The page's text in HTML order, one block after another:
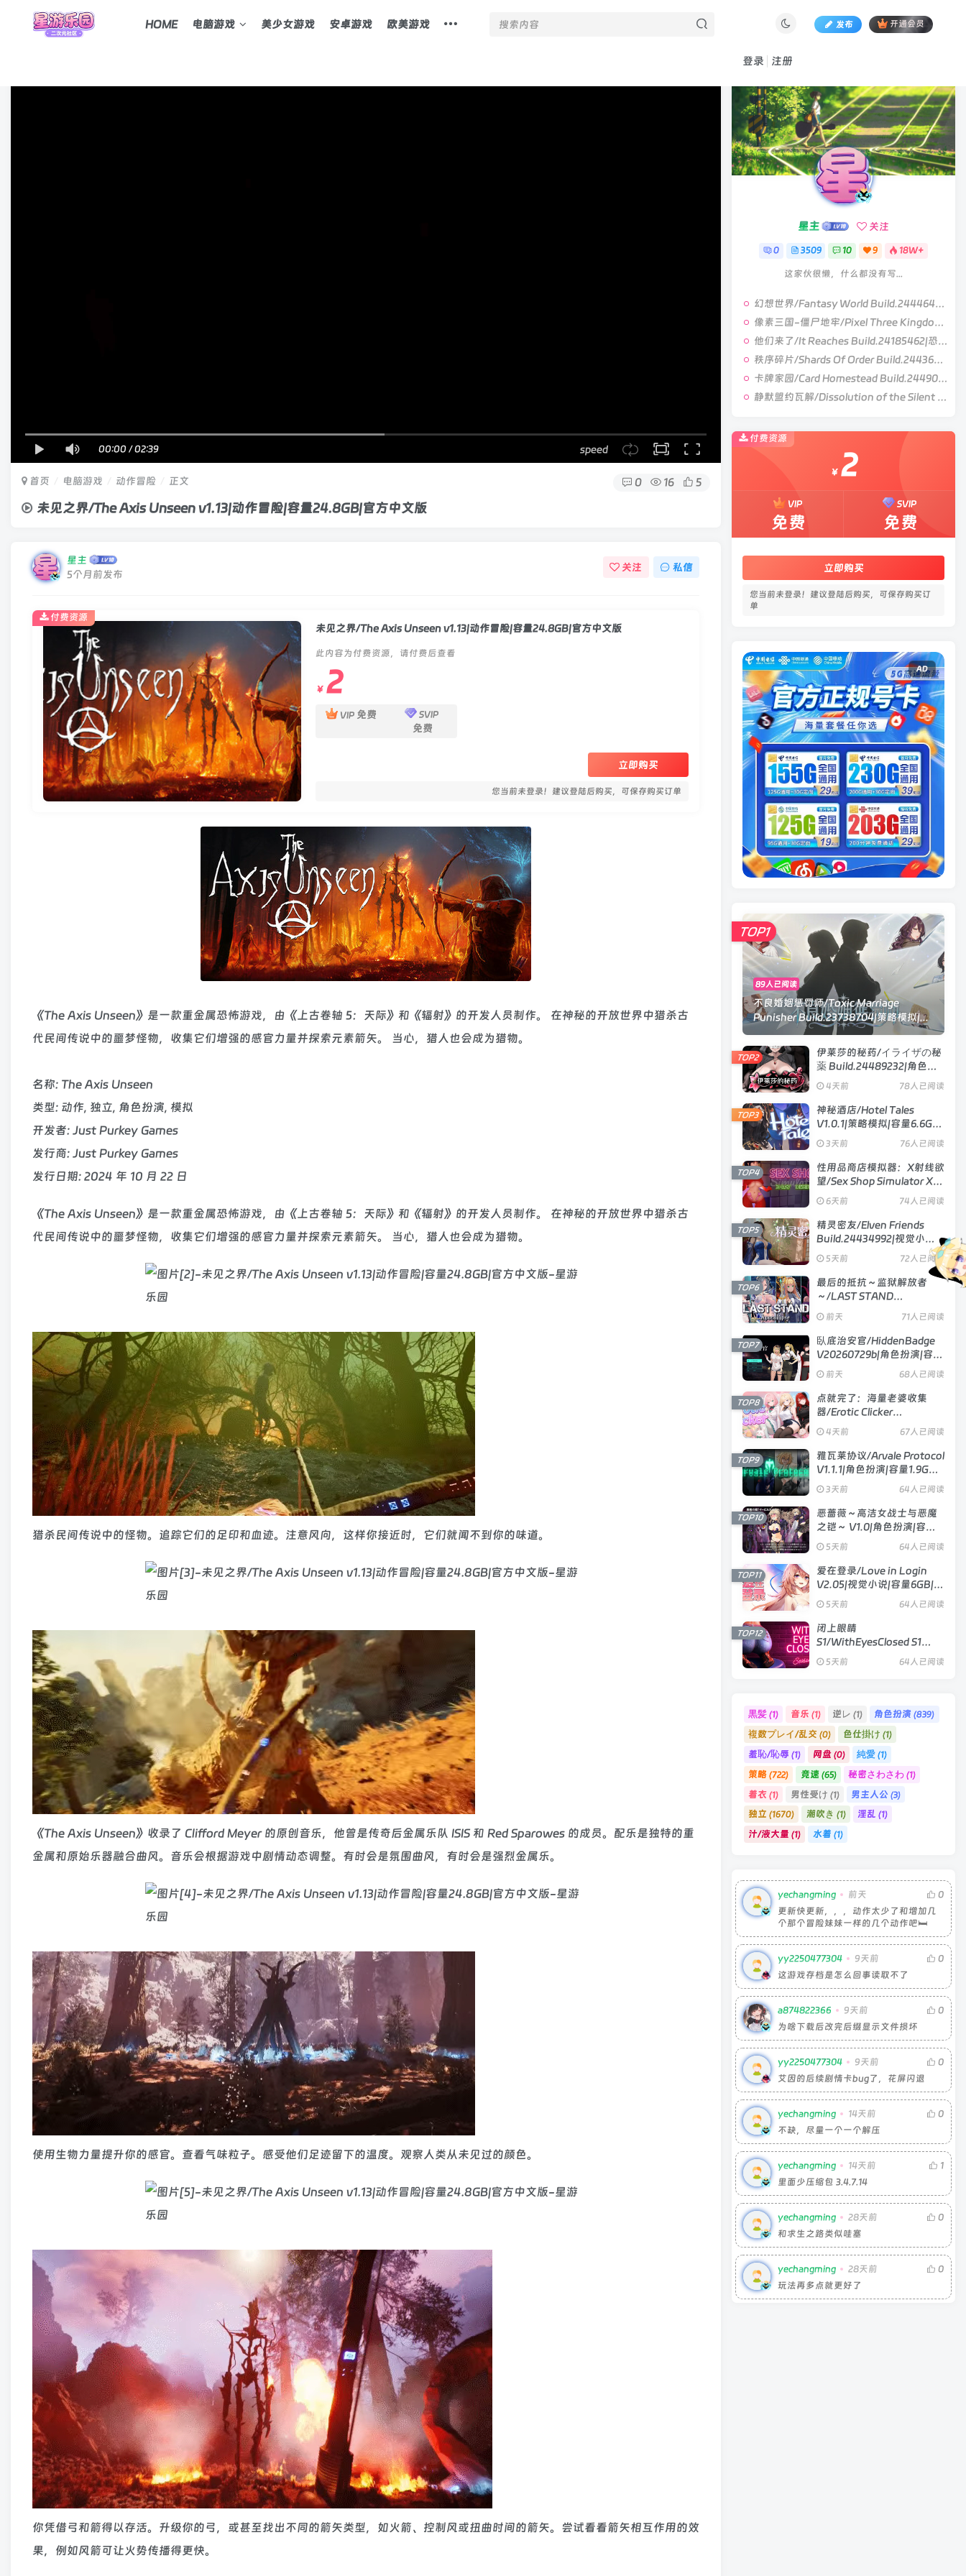
HOME 电脑游戏 美少女游戏 安卓游戏 欧美游戏 发布 开通会员
登录 注册
00:00 /02:39 speed
首页 电脑游戏 动作冒险 正文 0 16 5
未见之界/The Axis Unseen v1.13|动作冒险|容量24.8GB|官方中文版
星主
5个月前发布
关注 私信
未见之界/The Axis Unseen v1.13|动作冒险|容量24.8GB|官方中文版
此内容为付费资源，请付费后查看
￥ 2
VIP 免费 SVIP
免费
立即购买
您当前未登录！建议登陆后购买，可保存购买订单
付费资源
《The Axis Unseen》是一款重金属恐怖游戏，由《上古卷轴 5：天际》和《辐射》的开发人员制作。 在神秘的开放世界中猎杀古
代民间传说中的噩梦怪物，收集它们增强的感官力量并探索元素箭矢。 当心，猎人也会成为猎物。
名称: The Axis Unseen
类型: 动作, 独立, 角色扮演, 模拟
开发者: Just Purkey Games
发行商: Just Purkey Games
发行日期: 2024 年 10 月 22 日
《The Axis Unseen》是一款重金属恐怖游戏，由《上古卷轴 5：天际》和《辐射》的开发人员制作。 在神秘的开放世界中猎杀古
代民间传说中的噩梦怪物，收集它们增强的感官力量并探索元素箭矢。 当心，猎人也会成为猎物。
猎杀民间传说中的怪物。追踪它们的足印和血迹。注意风向，这样你接近时，它们就闻不到你的味道。
《The Axis Unseen》收录了 Clifford Meyer 的原创音乐，他曾是传奇后金属乐队 ISIS 和 Red Sparowes 的成员。配乐是独特的重
金属和原始乐器融合曲风。音乐会根据游戏中剧情动态调整。有时会是氛围曲风，有时会是强烈金属乐。
使用生物力量提升你的感官。查看气味粒子。感受他们足迹留下的温度。观察人类从未见过的颜色。
你凭借弓和箭得以存活。升级你的弓，或甚至找出不同的箭矢类型，如火箭、控制风或扭曲时间的箭矢。尝试看看箭矢相互作用的效
果，例如风箭可让火势传播得更快。
星主 关注
0 3509 10 9 18W+
这家伙很懒，什么都没有写...
幻想世界/Fantasy World Build.24446491|策略战棋|容量3.8GB|官方中文版
像素三国-僵尸地牢/Pixel Three Kingdoms: Zombie Dungeon Build.24007867|动作冒险|容量354B|官方中文版
他们来了/It Reaches Build.24185462|恐怖冒险|容量5GB|官方中文版
秩序碎片/Shards Of Order Build.24436710|角色扮演|容量2.9GB|官方中文版
卡牌家园/Card Homestead Build.24490632|策略战棋|容量1.3GB|官方中文版
静默盟约瓦解/Dissolution of the Silent Union Build.24450155|恐怖冒险|容量1GB|官方中文版
付费资源
￥ 2
VIP
免费
SVIP
免费
立即购买
您当前未登录！建议登陆后购买，可保存购买订
单
AD
89人已阅读
不良婚姻惩罚师/Toxic Marriage
Punisher Build.23738704|策略模拟|...
TOP1
伊莱莎的秘药/イライザの秘
薬 Build.24489232|角色扮
演|容量743MB|官方中文版
4天前 78人已阅读
TOP2
神秘酒店/Hotel Tales
V1.0.1|策略模拟|容量6.6GB|
官方中文版
3天前 76人已阅读
TOP3
性用品商店模拟器：X射线欲
望/Sex Shop Simulator X
RAY DESIRE V26.06.15|模
拟经营|容量3.3GB|官方中文
版
6天前 74人已阅读
TOP4
精灵密友/Elven Friends
Build.24434992|视觉小说|
容量1GB|官方中文版
5天前 72人已阅读
TOP5
最后的抵抗～监狱解放者
～/LAST STAND
Apocalypse V1.0.7|动作冒
险|容量1.7GB|官方中文版
前天 71人已阅读
TOP6
臥底治安官/HiddenBadge
V20260729b|角色扮演|容量
897MB|官方中文版
前天 68人已阅读
TOP7
点就完了：海量老婆收集
器/Erotic Clicker
Build.24551487|休闲益智|
容量3.8GB|官方中文版
4天前 67人已阅读
TOP8
雅瓦莱协议/Arvale Protocol
V1.1.1|角色扮演|容量1.9GB|
汉化版
3天前 64人已阅读
TOP9
恶蔷薇～高洁女战士与恶魔
之铠～ V1.0|角色扮演|容量
1.5GB|官方中文版
5天前 64人已阅读
TOP10
爱在登录/Love in Login
V2.05|视觉小说|容量6GB|官
方中文版
5天前 64人已阅读
TOP11
闭上眼睛
S1/WithEyesClosed S1
Ch.4|视觉小说|容量10.4GB|
官方中文版
5天前 64人已阅读
TOP12
黒髪 (1) 音乐 (1) 逆レ (1) 角色扮演 (839)
複数プレイ/乱交 (0) 色仕掛け (1)
羞恥/恥辱 (1) 网盘(0) 純愛(1)
策略 (722) 竞速(65) 秘密さわさわ(1)
着衣 (1) 男性受け (1) 男主人公 (3)
独立 (1670) 潮吹き (1) 淫乱 (1)
汁/液大量 (1) 水着 (1)
yechangming 前天
0
更新快更新，，，动作太少了和增加几
个那个冒险妹妹一样的几个动作吧🛏️
yy2250477304 9天前
0
这游戏存档是怎么回事读取不了
a874822366 9天前
0
为啥下载后改完后缀显示文件损坏
yy2250477304 9天前
0
艾因的后续剧情卡bug了，花屏闪退
yechangming 14天前
0
不缺，尽量一个一个解压
yechangming 14天前
1
里面少压缩包 3.4.7.14
yechangming 28天前
0
和求生之路类似哇塞
yechangming 28天前
0
玩法再多点就更好了